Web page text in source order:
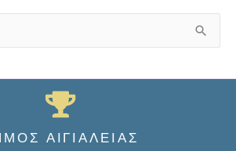
ΑΙΓΙΑΛΕΙΑΣ